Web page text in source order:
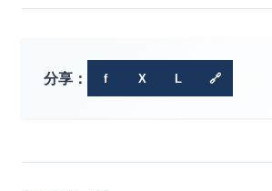
分享： f X L 🔗